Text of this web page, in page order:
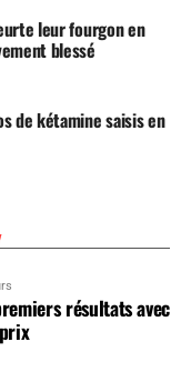
leur fourgon en
blessé
de kétamine saisis en
résultats avec